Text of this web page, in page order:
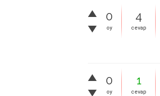
0
oy
4
cevap
0
oy
1
cevap